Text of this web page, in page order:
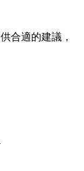
合適的建議，